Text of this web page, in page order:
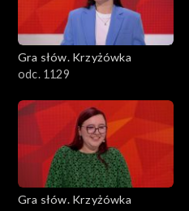
Gra słów. Krzyżówka
odc. 1129
Gra słów. Krzyżówka